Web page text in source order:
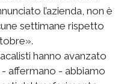
l’azienda, non è
settimane rispetto
hanno avanzato
affermano - abbiamo